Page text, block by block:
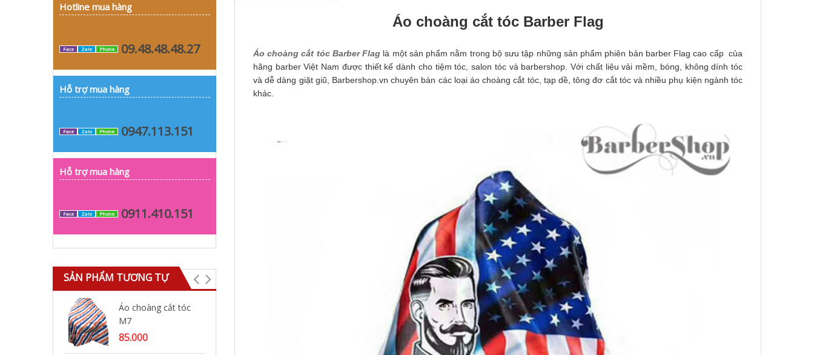
Hotline mua hàng
Face Zalo Phone 09.48.48.48.27
Hỗ trợ mua hàng
Face Zalo Phone 0947.113.151
Hỗ trợ mua hàng
Face Zalo Phone 0911.410.151
SẢN PHẨM TƯƠNG TỰ
Áo choàng cắt tóc
M7
85.000
Áo choàng cắt tóc Barber Flag
Áo choàng cắt tóc Barber Flag là một sản phẩm nằm trong bộ sưu tập những sản phẩm phiên bản barber Flag cao cấp của
hãng barber Việt Nam được thiết kế dành cho tiệm tóc, salon tóc và barbershop. Với chất liệu vải mềm, bóng, không dính tóc
và dễ dàng giặt giũ, Barbershop.vn chuyên bán các loại áo choàng cắt tóc, tạp dề, tông đơ cắt tóc và nhiều phụ kiện ngành tóc
khác.